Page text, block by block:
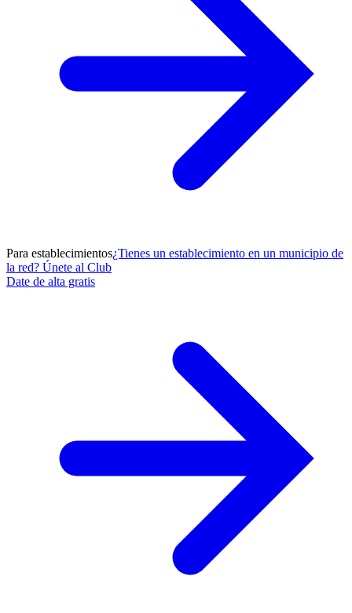
Para establecimientos¿Tienes un establecimiento en un municipio de
la red? Únete al Club
Date de alta gratis